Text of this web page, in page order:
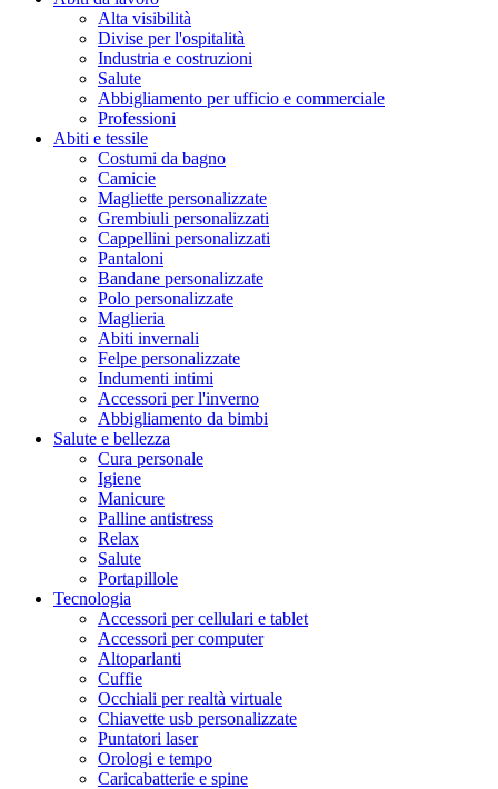
Alta visibilità
Divise per l'ospitalità
Industria e costruzioni
Salute
Abbigliamento per ufficio e commerciale
Professioni
Abiti e tessile
Costumi da bagno
Camicie
Magliette personalizzate
Grembiuli personalizzati
Cappellini personalizzati
Pantaloni
Bandane personalizzate
Polo personalizzate
Maglieria
Abiti invernali
Felpe personalizzate
Indumenti intimi
Accessori per l'inverno
Abbigliamento da bimbi
Salute e bellezza
Cura personale
Igiene
Manicure
Palline antistress
Relax
Salute
Portapillole
Tecnologia
Accessori per cellulari e tablet
Accessori per computer
Altoparlanti
Cuffie
Occhiali per realtà virtuale
Chiavette usb personalizzate
Puntatori laser
Orologi e tempo
Caricabatterie e spine